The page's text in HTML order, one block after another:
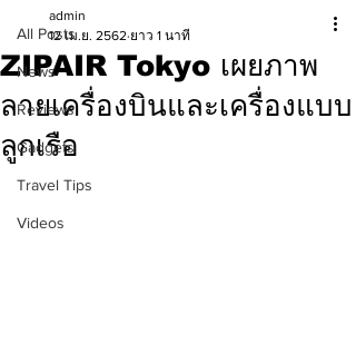
All Posts
News
Reviews
Gadgets
Travel Tips
Videos
ZIPAIR Tokyo เผยภาพ
ลายเครื่องบินและเครื่องแบบ
ลูกเรือ
admin
12 เม.ย. 2562 ยาว 1 นาที